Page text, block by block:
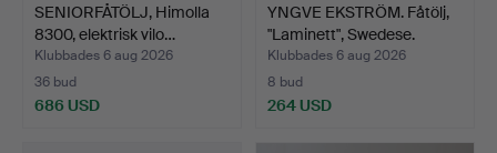
SENIORFÅTÖLJ, Himolla
8300, elektrisk vilo…
Klubbades 6 aug 2026
36 bud
686 USD
YNGVE EKSTRÖM. Fåtölj,
"Laminett", Swedese.
Klubbades 6 aug 2026
8 bud
264 USD